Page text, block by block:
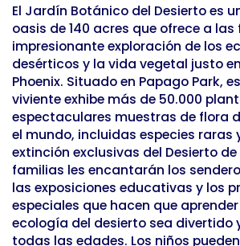
El Jardín Botánico del Desierto es
oasis de 140 acres que ofrece a
impresionante exploración de los
desérticos y la vida vegetal justo
Phoenix. Situado en Papago Park,
viviente exhibe más de 50.000
espectaculares muestras de flora
el mundo, incluidas especies raras
extinción exclusivas del Desierto de
familias les encantarán los
las exposiciones educativas y los
especiales que hacen que
ecología del desierto sea
todas las edades. Los niños